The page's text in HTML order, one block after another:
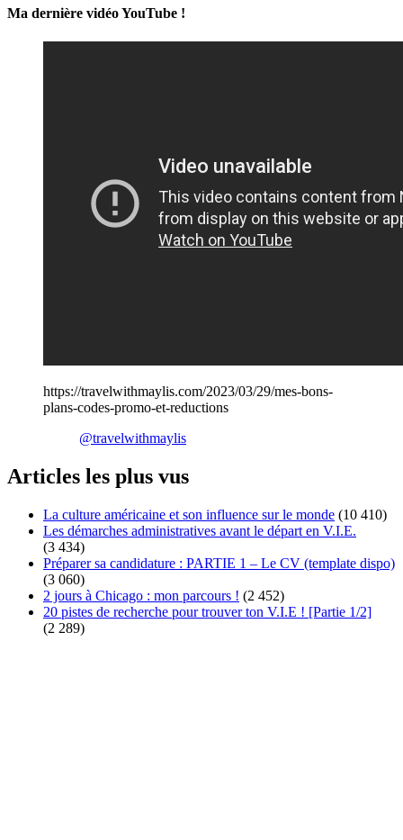
Ma dernière vidéo YouTube !
https://travelwithmaylis.com/2023/03/29/mes-bons-
plans-codes-promo-et-reductions
@travelwithmaylis
Articles les plus vus
La culture américaine et son influence sur le monde (10 410)
Les démarches administratives avant le départ en V.I.E.
(3 434)
Préparer sa candidature : PARTIE 1 – Le CV (template dispo)
(3 060)
2 jours à Chicago : mon parcours ! (2 452)
20 pistes de recherche pour trouver ton V.I.E ! [Partie 1/2]
(2 289)